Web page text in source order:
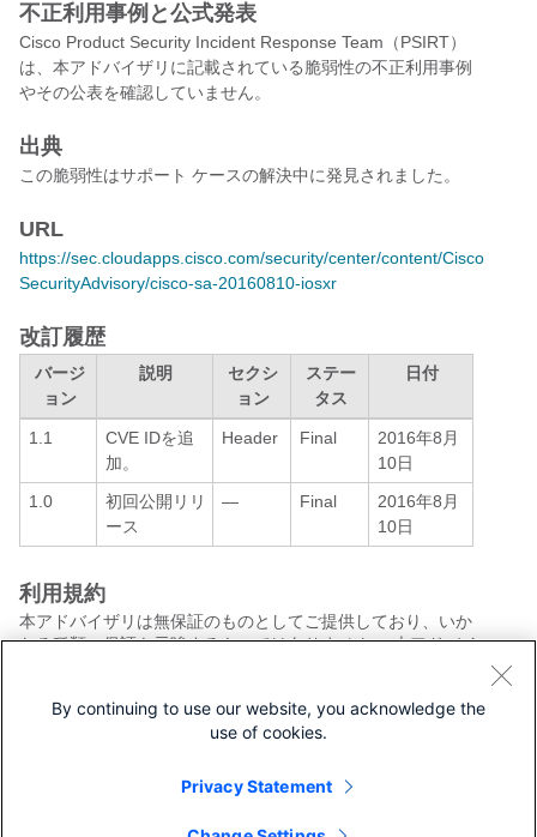
不正利用事例と公式発表
Cisco Product Security Incident Response Team（PSIRT）
は、本アドバイザリに記載されている脆弱性の不正利用事例
やその公表を確認していません。
出典
この脆弱性はサポート ケースの解決中に発見されました。
URL
https://sec.cloudapps.cisco.com/security/center/content/Cisco
SecurityAdvisory/cisco-sa-20160810-iosxr
改訂履歴
バージ
ョン
説明
セクシ
ョン
ステー
タス
日付
1.1
CVE IDを追
加。
Header Final
2016年8月
10日
1.0
初回公開リリ
ース
— Final
2016年8月
10日
利用規約
本アドバイザリは無保証のものとしてご提供しており、いか
なる種類の保証も示唆するものではありません。 本アドバイ
トの内容を予告なしに変更したり、更新したりする権利を有
し、単独の転載や意訳を施した場合、当社が管理した情報と
たり、重要な情報が欠落していたりする可能性があります。
By continuing to use our website, you acknowledge the
use of cookies.
Privacy Statement